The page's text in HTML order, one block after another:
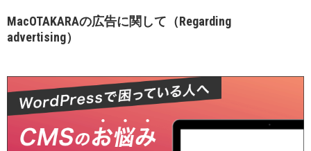
MacOTAKARAの広告に関して（Regarding
advertising）